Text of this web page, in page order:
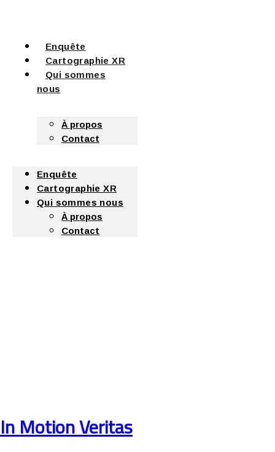
Enquête
Cartographie XR
Qui sommes
nous
À propos
Contact
Enquête
Cartographie XR
Qui sommes nous
À propos
Contact
In Motion Veritas